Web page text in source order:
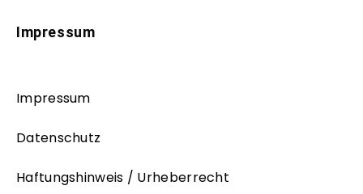
Impressum
Impressum
Datenschutz
Haftungshinweis / Urheberrecht